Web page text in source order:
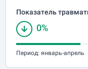
Показатель
0%
Период: январь-апрель